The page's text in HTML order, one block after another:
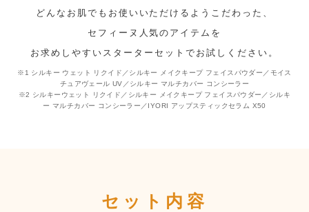
どんなお肌でもお使いいただけるようこだわった、
セフィーヌ人気のアイテムを
お求めしやすいスターターセットでお試しください。
※1 シルキー ウェット リクイド／シルキー メイクキープ フェイスパウダー／モイス
チュアヴェール UV／シルキー マルチカバー コンシーラー
※2 シルキーウェット リクイド／シルキー メイクキープ フェイスパウダー／シルキ
ー マルチカバー コンシーラー／IYORI アップスティックセラム X50
セット内容